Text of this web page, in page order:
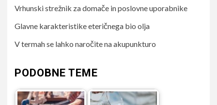
Vrhunski strežnik za domače in poslovne uporabnike
Glavne karakteristike eteričnega bio olja
V termah se lahko naročite na akupunkturo
PODOBNE TEME